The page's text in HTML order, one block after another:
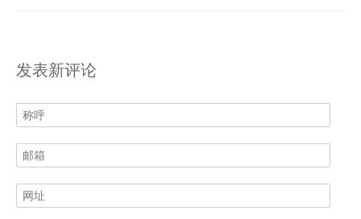
发表新评论